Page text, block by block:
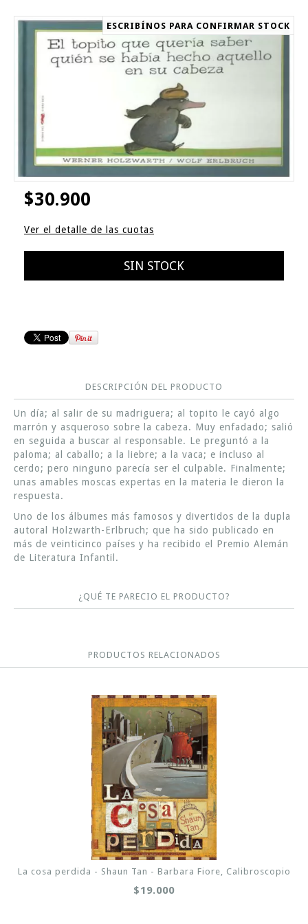
ESCRIBÍNOS PARA CONFIRMAR STOCK
$30.900
Ver el detalle de las cuotas
DESCRIPCIÓN DEL PRODUCTO
Un día; al salir de su madriguera; al topito le cayó algo
marrón y asqueroso sobre la cabeza. Muy enfadado; salió
en seguida a buscar al responsable. Le preguntó a la
paloma; al caballo; a la liebre; a la vaca; e incluso al
cerdo; pero ninguno parecía ser el culpable. Finalmente;
unas amables moscas expertas en la materia le dieron la
respuesta.
Uno de los álbumes más famosos y divertidos de la dupla
autoral Holzwarth-Erlbruch; que ha sido publicado en
más de veinticinco países y ha recibido el Premio Alemán
de Literatura Infantil.
¿QUÉ TE PARECIO EL PRODUCTO?
PRODUCTOS RELACIONADOS
La cosa perdida - Shaun Tan - Barbara Fiore, Calibroscopio
$19.000